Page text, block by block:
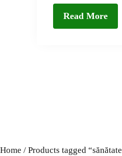
Read More
Home / Products tagged